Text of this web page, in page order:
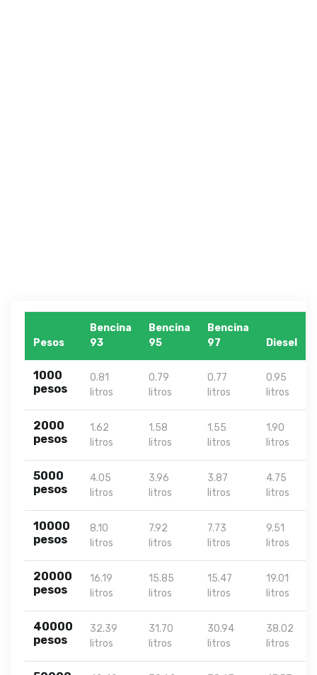
Pesos
Bencina
93
Bencina
95
Bencina
97
Diesel
1000
pesos
0.81
litros
0.79
litros
0.77
litros
0.95
litros
2000
pesos
1.62
litros
1.58
litros
1.55
litros
1.90
litros
5000
pesos
4.05
litros
3.96
litros
3.87
litros
4.75
litros
10000
pesos
8.10
litros
7.92
litros
7.73
litros
9.51
litros
20000
pesos
16.19
litros
15.85
litros
15.47
litros
19.01
litros
40000
pesos
32.39
litros
31.70
litros
30.94
litros
38.02
litros